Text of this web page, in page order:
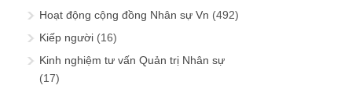
Hoạt động cộng đồng Nhân sự Vn (492)
Kiếp người (16)
Kinh nghiệm tư vấn Quản trị Nhân sự
(17)